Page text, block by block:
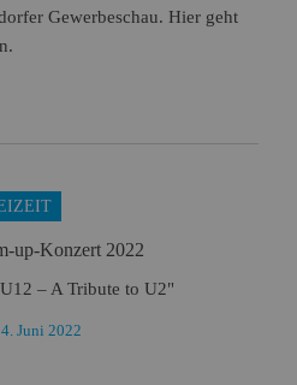
Gewerbeschau. Hier geht
up-Konzert 2022
– A Tribute to U2"
Juni 2022